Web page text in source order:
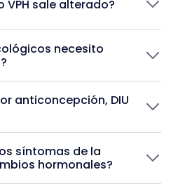
VPH sale alterado?
necesito
anticoncepción, DIU
síntomas de la
hormonales?